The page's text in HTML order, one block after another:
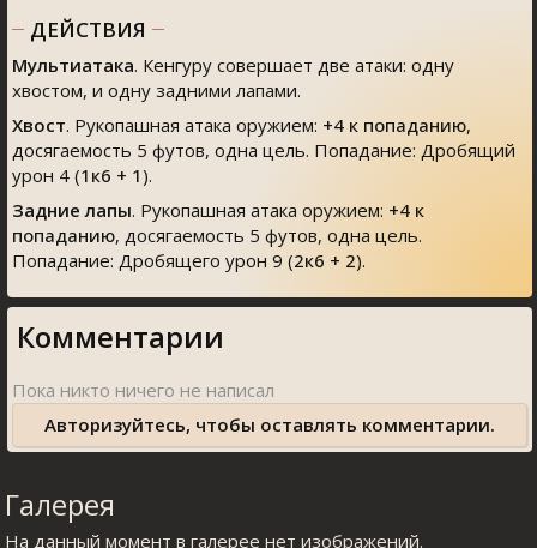
ДЕЙСТВИЯ
Мультиатака. Кенгуру совершает две атаки: одну
хвостом, и одну задними лапами.
Хвост. Рукопашная атака оружием: +4 к попаданию,
досягаемость 5 футов, одна цель. Попадание: Дробящий
урон 4 (1к6 + 1 ).
Задние лапы. Рукопашная атака оружием: +4 к
попаданию, досягаемость 5 футов, одна цель.
Попадание: Дробящего урон 9 (2к6 + 2).
Комментарии
Авторизуйтесь, чтобы оставлять комментарии.
Галерея
На данный момент в галерее нет изображений.